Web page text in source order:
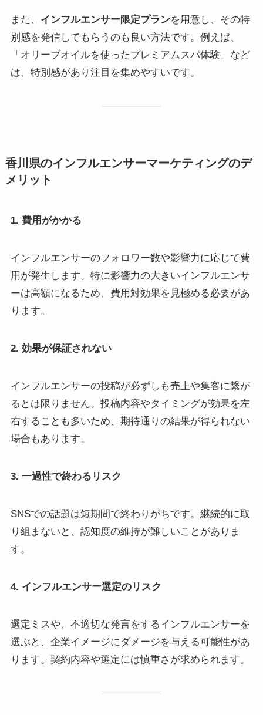
また、 インフルエンサー限定プランを用意し、その特
別感を発信してもらうのも良い方法です。例えば、
「オリーブオイルを使ったプレミアムスパ体験」など
は、特別感があり注目を集めやすいです。
香川県のインフルエンサーマーケティングのデ
メリット
1. 費用がかかる
インフルエンサーのフォロワー数や影響力に応じて費
用が発生します。特に影響力の大きいインフルエンサ
ーは高額になるため、費用対効果を見極める必要があ
ります。
2. 効果が保証されない
インフルエンサーの投稿が必ずしも売上や集客に繋が
るとは限りません。投稿内容やタイミングが効果を左
右することも多いため、期待通りの結果が得られない
場合もあります。
3. 一過性で終わるリスク
SNSでの話題は短期間で終わりがちです。継続的に取
り組まないと、認知度の維持が難しいことがありま
す。
4. インフルエンサー選定のリスク
選定ミスや、不適切な発言をするインフルエンサーを
選ぶと、企業イメージにダメージを与える可能性があ
ります。契約内容や選定には慎重さが求められます。